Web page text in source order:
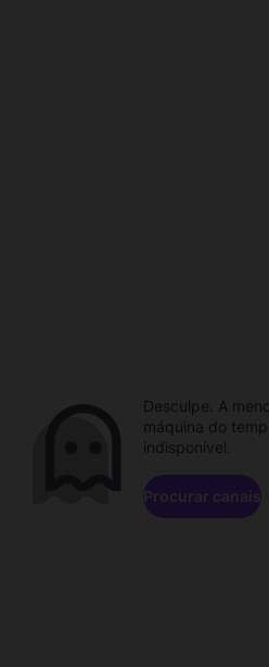
Desculpe. A
máquina do
indisponível.
Procurar canais